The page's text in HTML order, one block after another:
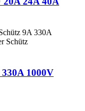
330A 1000V